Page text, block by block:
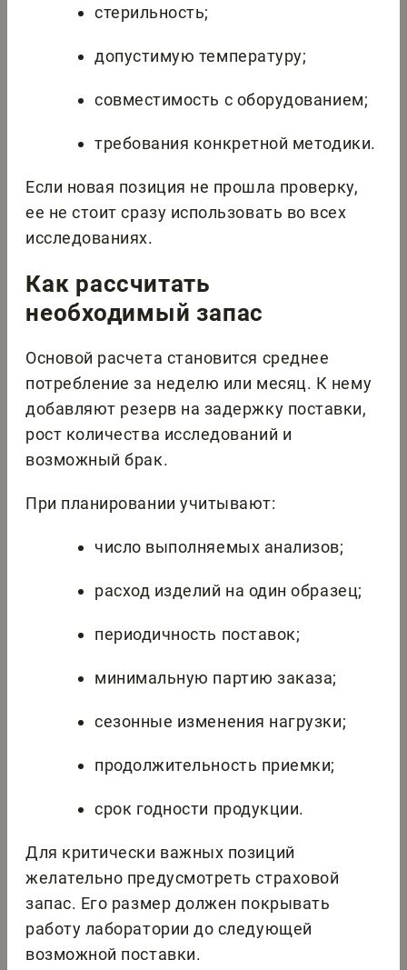
стерильность;
допустимую температуру;
совместимость с оборудованием;
требования конкретной методики.
Если новая позиция не прошла проверку,
ее не стоит сразу использовать во всех
исследованиях.
Как рассчитать
необходимый запас
Основой расчета становится среднее
потребление за неделю или месяц. К нему
добавляют резерв на задержку поставки,
рост количества исследований и
возможный брак.
При планировании учитывают:
число выполняемых анализов;
расход изделий на один образец;
периодичность поставок;
минимальную партию заказа;
сезонные изменения нагрузки;
продолжительность приемки;
срок годности продукции.
Для критически важных позиций
желательно предусмотреть страховой
запас. Его размер должен покрывать
работу лаборатории до следующей
возможной поставки.